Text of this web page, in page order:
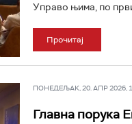
Управо њима, по
Прочитај
ПОНЕДЕЉАК, 20. АПР 2026,
Главна порука